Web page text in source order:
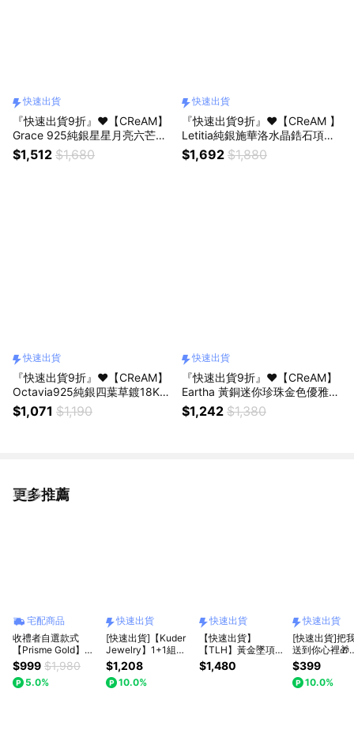
快速出貨
『快速出貨9折』❤️【CReAM】
Grace 925純銀星星月亮六芒星
亮鑽銀色女項鍊 項鏈#禮盒 #浪
漫送禮 #生日禮盒 #情人禮物 #
$1,512 $1,680
快速出貨
『快速出貨9折』❤️【CReAM 】
Letitia純銀施華洛水晶鋯石項鍊
#浪漫送禮 #生日禮盒 #禮盒送
禮
$1,692 $1,880
快速出貨
『快速出貨9折』❤️【CReAM】
Octavia925純銀四葉草鍍18K金
色銀色女項鍊 #禮盒 #浪漫送禮
#生日禮盒 #情人禮物 #生日禮
$1,071 $1,190
快速出貨
『快速出貨9折』❤️【CReAM】
Eartha 黃銅迷你珍珠金色優雅女
項鍊 項鏈 #禮盒 #浪漫送禮 #生
日禮盒 #情人禮物 #生日禮物
$1,242 $1,380
更多推薦
看更多
宅配商品
收禮者自選款式
【Prisme Gold】黃
金墜項鍊 純金999鍊
墜項鍊 多款 (約0.02
錢±0.01)｜情人節禮
$999 $1,980
5.0%
快速出貨
[快速出貨]【Kuder
Jewelry】1+1組合-
黃金上身富貴加分,
金愛俚黃金項鍊任選
組,任買一件送香氛
$1,208
10.0%
快速出貨
【快速出貨】
【TLH】黃金墜項鍊
純金999 四葉心願
約重0.03錢±0.01
$1,480
快速出貨
[快速出貨]把
送到你心裡🎁
【List.U】交
｜項鍊 - 藍色
費包裝) 女生
$399
10.0%